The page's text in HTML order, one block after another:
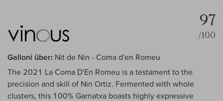
97
/100
Galloni über: Nit de Nin - Coma d'en Romeu
The 2021 La Coma D'En Romeu is a testament to the
precision and skill of Nin Ortiz. Fermented with whole
clusters, this 100% Garnatxa boasts highly expressive